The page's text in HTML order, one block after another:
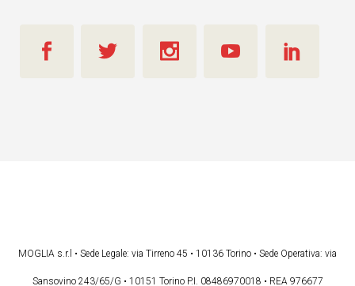
MOGLIA s.r.l • Sede Legale: via Tirreno 45 • 10136 Torino • Sede Operativa: via
Sansovino 243/65/G • 10151 Torino P.I. 08486970018 • REA 976677